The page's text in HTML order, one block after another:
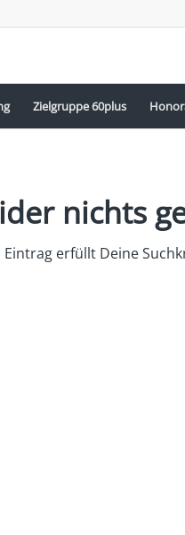
Zielgruppe 60plus
nichts
erfüllt Deine